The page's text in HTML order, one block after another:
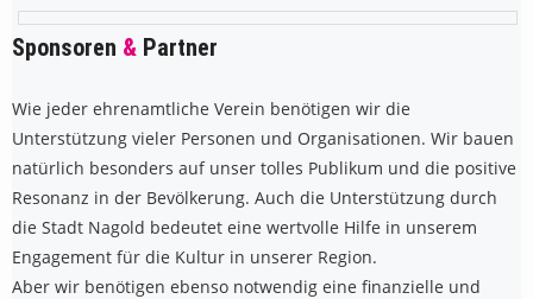
Sponsoren & Partner
Wie jeder ehrenamtliche Verein benötigen wir die
Unterstützung vieler Personen und Organisationen. Wir bauen
natürlich besonders auf unser tolles Publikum und die positive
Resonanz in der Bevölkerung. Auch die Unterstützung durch
die Stadt Nagold bedeutet eine wertvolle Hilfe in unserem
Engagement für die Kultur in unserer Region.
Aber wir benötigen ebenso notwendig eine finanzielle und